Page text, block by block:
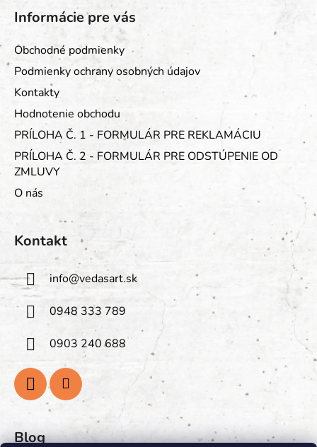
ä
Informácie pre vás
Obchodné podmienky
Podmienky ochrany osobných údajov
Kontakty
Hodnotenie obchodu
PRÍLOHA Č. 1 - FORMULÁR PRE REKLAMÁCIU
PRÍLOHA Č. 2 - FORMULÁR PRE ODSTÚPENIE OD
ZMLUVY
O nás
Kontakt
info@vedasart.sk
0948 333 789
0903 240 688
Blog